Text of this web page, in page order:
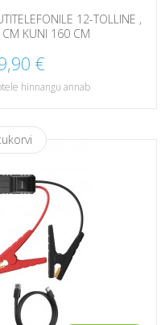
12-TOLLINE ,
CM KUNI 160 CM
€
hinnangu annab